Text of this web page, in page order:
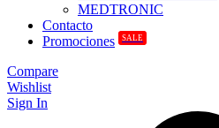
MEDTRONIC
Contacto
Promociones
SALE
Compare
Wishlist
Sign In